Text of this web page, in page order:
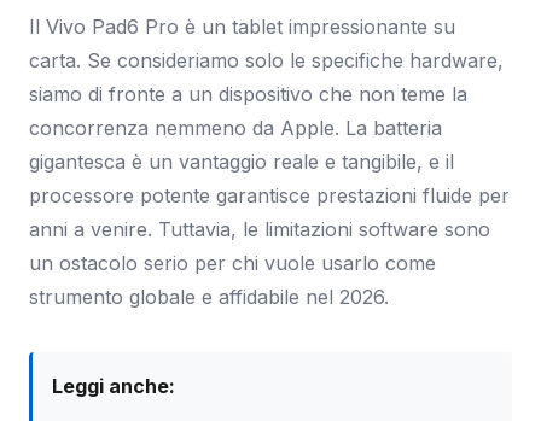
Il Vivo Pad6 Pro è un tablet impressionante su
carta. Se consideriamo solo le specifiche hardware,
siamo di fronte a un dispositivo che non teme la
concorrenza nemmeno da Apple. La batteria
gigantesca è un vantaggio reale e tangibile, e il
processore potente garantisce prestazioni fluide per
anni a venire. Tuttavia, le limitazioni software sono
un ostacolo serio per chi vuole usarlo come
strumento globale e affidabile nel 2026.
Leggi anche: